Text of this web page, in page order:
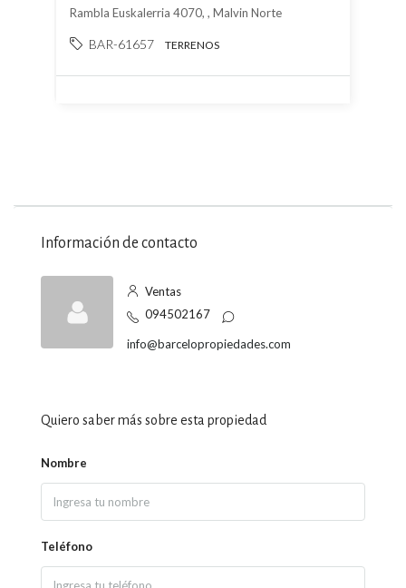
Rambla Euskalerria 4070, , Malvin Norte
BAR-61657 TERRENOS
Información de contacto
Ventas
094502167
info@barcelopropiedades.com
Quiero saber más sobre esta propiedad
Nombre
Teléfono